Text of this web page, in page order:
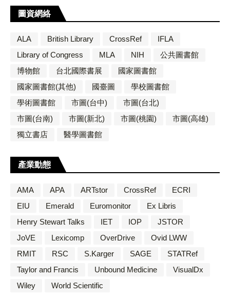
圖資網絡
ALA British Library CrossRef
IFLA
Library of Congress
MLA NIH
公共圖書館
博物館
台北國際書展
國家圖書館
國家圖書館(其他)
國臺圖
學校圖書館
學術圖書館
市圖(台中)
市圖(台北)
市圖(台南)
市圖(新北) 市圖(桃園)
市圖(高雄)
獨立書店
醫學圖書館
產業動態
AMA APA ARTstor CrossRef
ECRI
EIU
Emerald Euromonitor
Ex Libris
Henry Stewart Talks
IET IOP
JSTOR
JoVE
Lexicomp OverDrive
Ovid LWW
RMIT
RSC S.Karger SAGE
STATRef
Taylor and Francis
Unbound Medicine
VisualDx
Wiley
World Scientific